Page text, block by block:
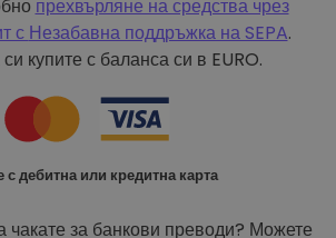
прехвърляне на средства чрез
с Незабавна поддръжка на SEPA.
купите с баланса си в EURO.
с дебитна или кредитна карта
за банкови преводи? Можете